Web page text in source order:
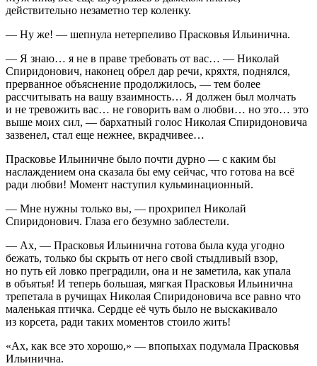
действительно незаметно тер коленку.
— Ну же! — шепнула нетерпеливо Прасковья Ильинична.
— Я знаю… я не в праве требовать от вас… — Николай
Спиридонович, наконец обрел дар речи, кряхтя, поднялся,
прерванное объяснение продолжилось, — тем более
рассчитывать на вашу взаимность… Я должен был молчать
и не тревожить вас… не говорить вам о любви… но это… это
выше моих сил, — бархатный голос Николая Спиридоновича
зазвенел, стал еще нежнее, вкрадчивее…
Прасковье Ильиничне было почти дурно — с каким бы
наслаждением она сказала бы ему сейчас, что готова на всё
ради любви! Момент наступил кульминационный.
— Мне нужны только вы, — прохрипел Николай
Спиридонович. Глаза его безумно заблестели.
— Ах, — Прасковья Ильинична готова была куда угодно
бежать, только бы скрыть от него свой стыдливый взор,
но путь ей ловко преградили, она и не заметила, как упала
в объятья! И теперь большая, мягкая Прасковья Ильинична
трепетала в ручищах Николая Спиридоновича все равно что
маленькая птичка. Сердце её чуть было не выскакивало
из корсета, ради таких моментов стоило жить!
«Ах, как все это хорошо,» — впопыхах подумала Прасковья
Ильинична.